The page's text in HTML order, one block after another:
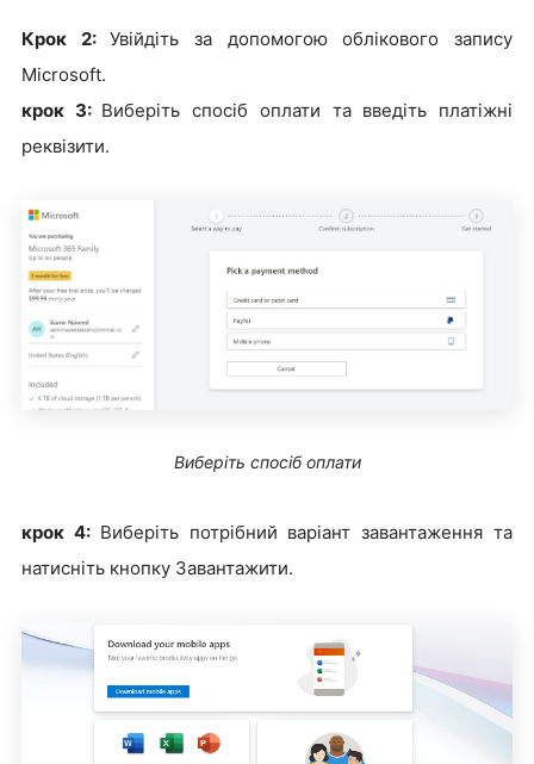
Крок 2:Увійдіть за допомогою облікового запису
Microsoft.
крок 3: Виберіть спосіб оплати та введіть платіжні
реквізити.
Виберіть спосіб оплати
крок 4: Виберіть потрібний варіант завантаження та
натисніть кнопку Завантажити.